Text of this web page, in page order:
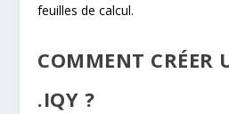
feuilles de calcul.
COMMENT CRÉER
.IQY ?